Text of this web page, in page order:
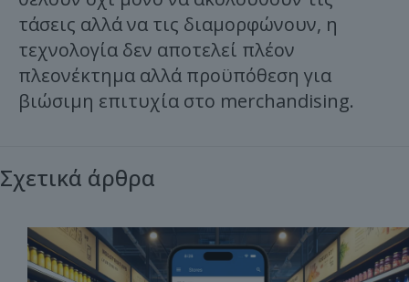
τάσεις αλλά να τις διαμορφώνουν, η
τεχνολογία δεν αποτελεί πλέον
πλεονέκτημα αλλά προϋπόθεση για
βιώσιμη επιτυχία στο merchandising.
Σχετικά άρθρα